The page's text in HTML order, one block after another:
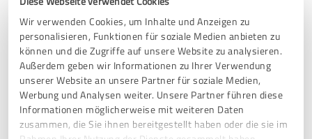
Wir verwenden Cookies, um Inhalte und Anzeigen zu
personalisieren, Funktionen für soziale Medien anbieten zu
können und die Zugriffe auf unsere Website zu analysieren.
Außerdem geben wir Informationen zu Ihrer Verwendung
unserer Website an unsere Partner für soziale Medien,
Werbung und Analysen weiter. Unsere Partner führen diese
Informationen möglicherweise mit weiteren Daten
zusammen, die Sie ihnen bereitgestellt haben oder die sie im
Erfahrungsbericht & Bewertung zu:
[know:bodies] gmbh
31.03.2016 Jacqueline W.
5,00 von 5